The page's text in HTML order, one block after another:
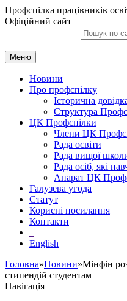
Профспілка працівників
Офіційний сайт
Меню
Новини
Про профспілку
Історична
Структура
ЦК Профспілки
Члени ЦК
Рада освіти
Рада вищої
Рада осіб, які
Апарат ЦК
Галузева угода
Статут
Корисні посилання
Контакти
English
Головна»Новини»Мінфін
стипендій студентам
Навігація